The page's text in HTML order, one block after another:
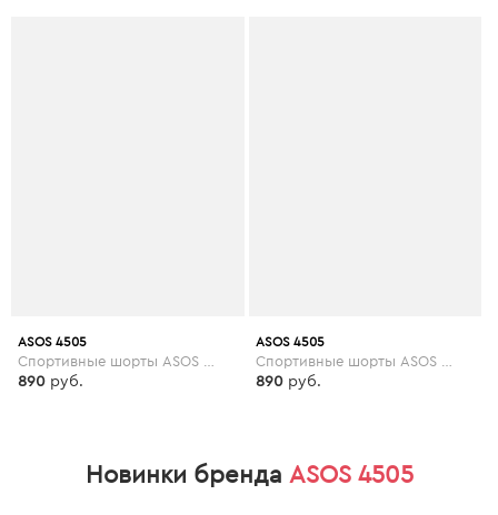
ASOS 4505
890 руб.
ASOS 4505
890 руб.
Новинки бренда ASOS 4505